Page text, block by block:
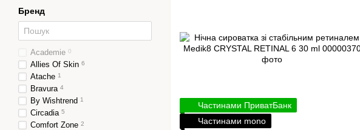
Частинами ПриватБанк
Частинами mono
Бренд
Academie 0
Allies Of Skin 6
Atache 1
Bravura 4
By Wishtrend 1
Circadia 5
Comfort Zone 2